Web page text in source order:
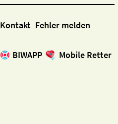
Kontakt Fehler melden
BIWAPP Mobile Retter